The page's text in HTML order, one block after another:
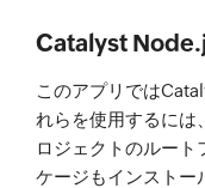
Catalyst
このアプリでは
れらを使用するには
ロジェクトのルート
ケージもインストー